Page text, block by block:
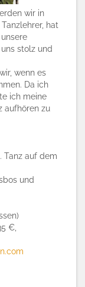
wir in
hat
stolz und
wenn es
Da ich
ich meine
aufhören zu
Tanz auf dem
und
€,